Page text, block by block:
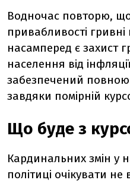
Водночас повторю, що
привабливості
насамперед є захист
населення від
забезпечений повною
завдяки помірній
Що буде з
Кардинальних змін у
політиці очікувати